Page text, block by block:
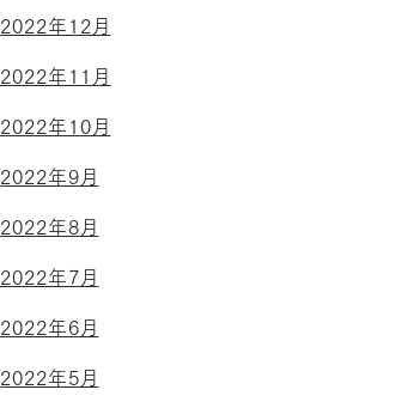
2022年12月
2022年11月
2022年10月
2022年9月
2022年8月
2022年7月
2022年6月
2022年5月